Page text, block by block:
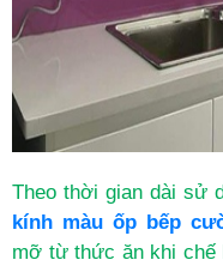
Theo thời gian dài sử
kính màu ốp bếp
mỡ từ thức ăn khi chế